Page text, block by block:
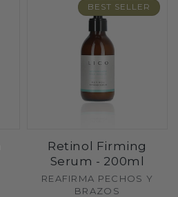
BEST SELLER
Retinol Firming
Serum - 200ml
Fornecedor:
REAFIRMA PECHOS Y
BRAZOS